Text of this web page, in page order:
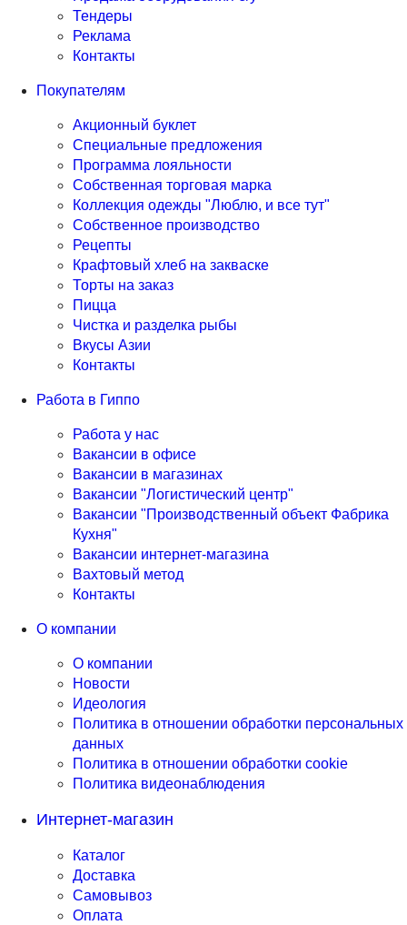
Тендеры
Реклама
Контакты
Покупателям
Акционный буклет
Специальные предложения
Программа лояльности
Собственная торговая марка
Коллекция одежды "Люблю, и все тут"
Собственное производство
Рецепты
Крафтовый хлеб на закваске
Торты на заказ
Пицца
Чистка и разделка рыбы
Вкусы Азии
Контакты
Работа в Гиппо
Работа у нас
Вакансии в офисе
Вакансии в магазинах
Вакансии "Логистический центр"
Вакансии "Производственный объект Фабрика
Кухня"
Вакансии интернет-магазина
Вахтовый метод
Контакты
О компании
О компании
Новости
Идеология
Политика в отношении обработки персональных
данных
Политика в отношении обработки cookie
Политика видеонаблюдения
Интернет-магазин
Каталог
Доставка
Самовывоз
Оплата